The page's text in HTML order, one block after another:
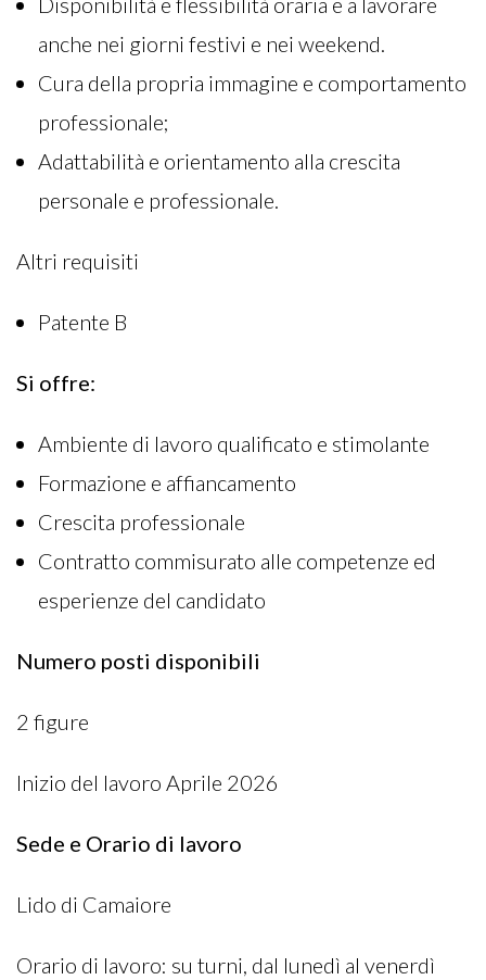
anche nei giorni festivi e nei weekend.
Cura della propria immagine e comportamento
professionale;
Adattabilità e orientamento alla crescita
personale e professionale.
Altri requisiti
Patente B
Si offre:
Ambiente di lavoro qualificato e stimolante
Formazione e affiancamento
Crescita professionale
Contratto commisurato alle competenze ed
esperienze del candidato
Numero posti disponibili
2 figure
Inizio del lavoro Aprile 2026
Sede e Orario di lavoro
Lido di Camaiore
Orario di lavoro: su turni, dal lunedì al venerdì